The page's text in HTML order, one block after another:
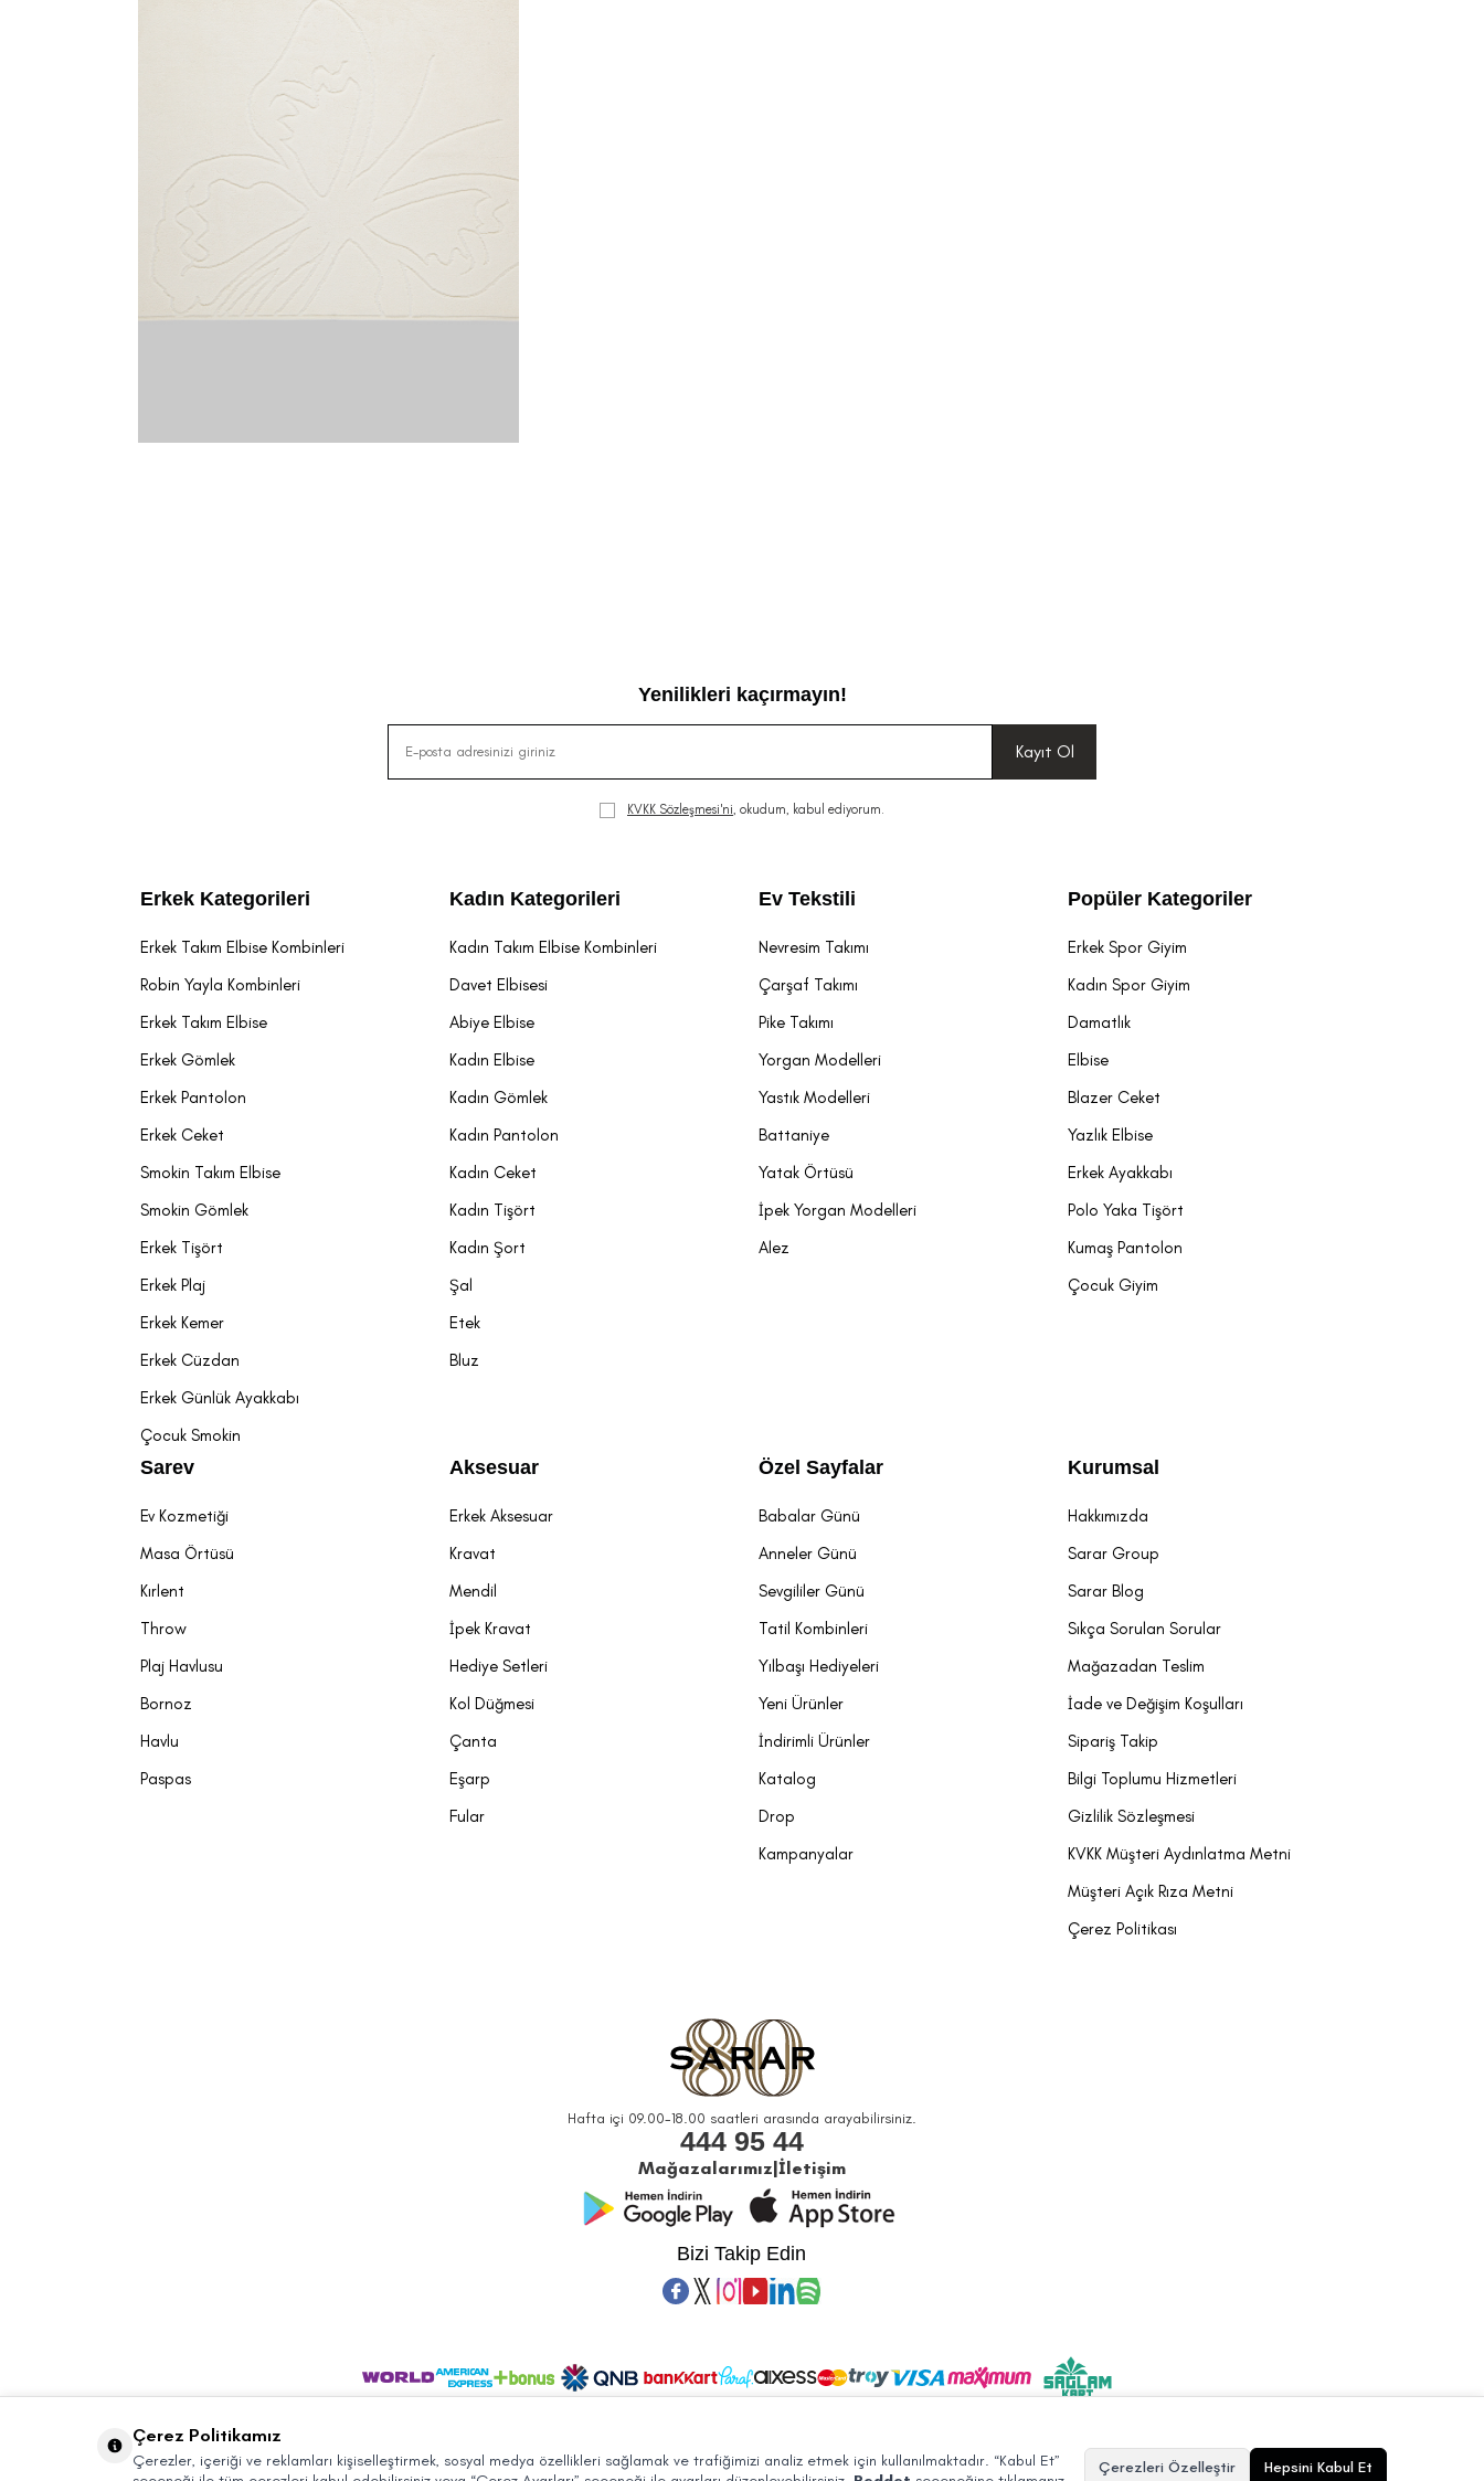
Yenilikleri kaçırmayın!
Kayıt Ol
KVKK Sözleşmesi'ni, okudum, kabul ediyorum.
Erkek Kategorileri
Erkek Takım Elbise Kombinleri
Robin Yayla Kombinleri
Erkek Takım Elbise
Erkek Gömlek
Erkek Pantolon
Erkek Ceket
Smokin Takım Elbise
Smokin Gömlek
Erkek Tişört
Erkek Plaj
Erkek Kemer
Erkek Cüzdan
Erkek Günlük Ayakkabı
Çocuk Smokin
Kadın Kategorileri
Kadın Takım Elbise Kombinleri
Davet Elbisesi
Abiye Elbise
Kadın Elbise
Kadın Gömlek
Kadın Pantolon
Kadın Ceket
Kadın Tişört
Kadın Şort
Şal
Etek
Bluz
Ev Tekstili
Nevresim Takımı
Çarşaf Takımı
Pike Takımı
Yorgan Modelleri
Yastık Modelleri
Battaniye
Yatak Örtüsü
İpek Yorgan Modelleri
Alez
Popüler Kategoriler
Erkek Spor Giyim
Kadın Spor Giyim
Damatlık
Elbise
Blazer Ceket
Yazlık Elbise
Erkek Ayakkabı
Polo Yaka Tişört
Kumaş Pantolon
Çocuk Giyim
Sarev
Ev Kozmetiği
Masa Örtüsü
Kırlent
Throw
Plaj Havlusu
Bornoz
Havlu
Paspas
Aksesuar
Erkek Aksesuar
Kravat
Mendil
İpek Kravat
Hediye Setleri
Kol Düğmesi
Çanta
Eşarp
Fular
Özel Sayfalar
Babalar Günü
Anneler Günü
Sevgililer Günü
Tatil Kombinleri
Yılbaşı Hediyeleri
Yeni Ürünler
İndirimli Ürünler
Katalog
Drop
Kampanyalar
Kurumsal
Hakkımızda
Sarar Group
Sarar Blog
Sıkça Sorulan Sorular
Mağazadan Teslim
İade ve Değişim Koşulları
Sipariş Takip
Bilgi Toplumu Hizmetleri
Gizlilik Sözleşmesi
KVKK Müşteri Aydınlatma Metni
Müşteri Açık Rıza Metni
Çerez Politikası
Hafta içi 09.00-18.00 saatleri arasında arayabilirsiniz.
444 95 44
Mağazalarımız|İletişim
Bizi Takip Edin
Çerez Politikamız
Çerezler, içeriği ve reklamları kişiselleştirmek, sosyal medya özellikleri sağlamak ve trafiğimizi analiz etmek için kullanılmaktadır. “Kabul Et”
Çerezleri Özelleştir Hepsini Kabul Et